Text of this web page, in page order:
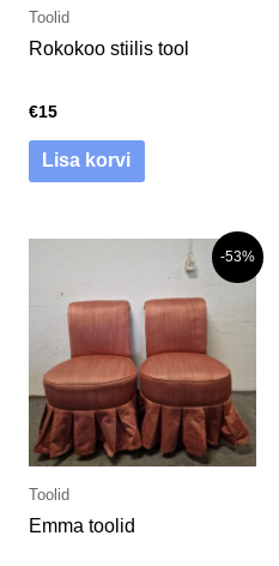
Toolid
Rokokoo stiilis tool
€15
Lisa korvi
-53%
Toolid
Emma toolid